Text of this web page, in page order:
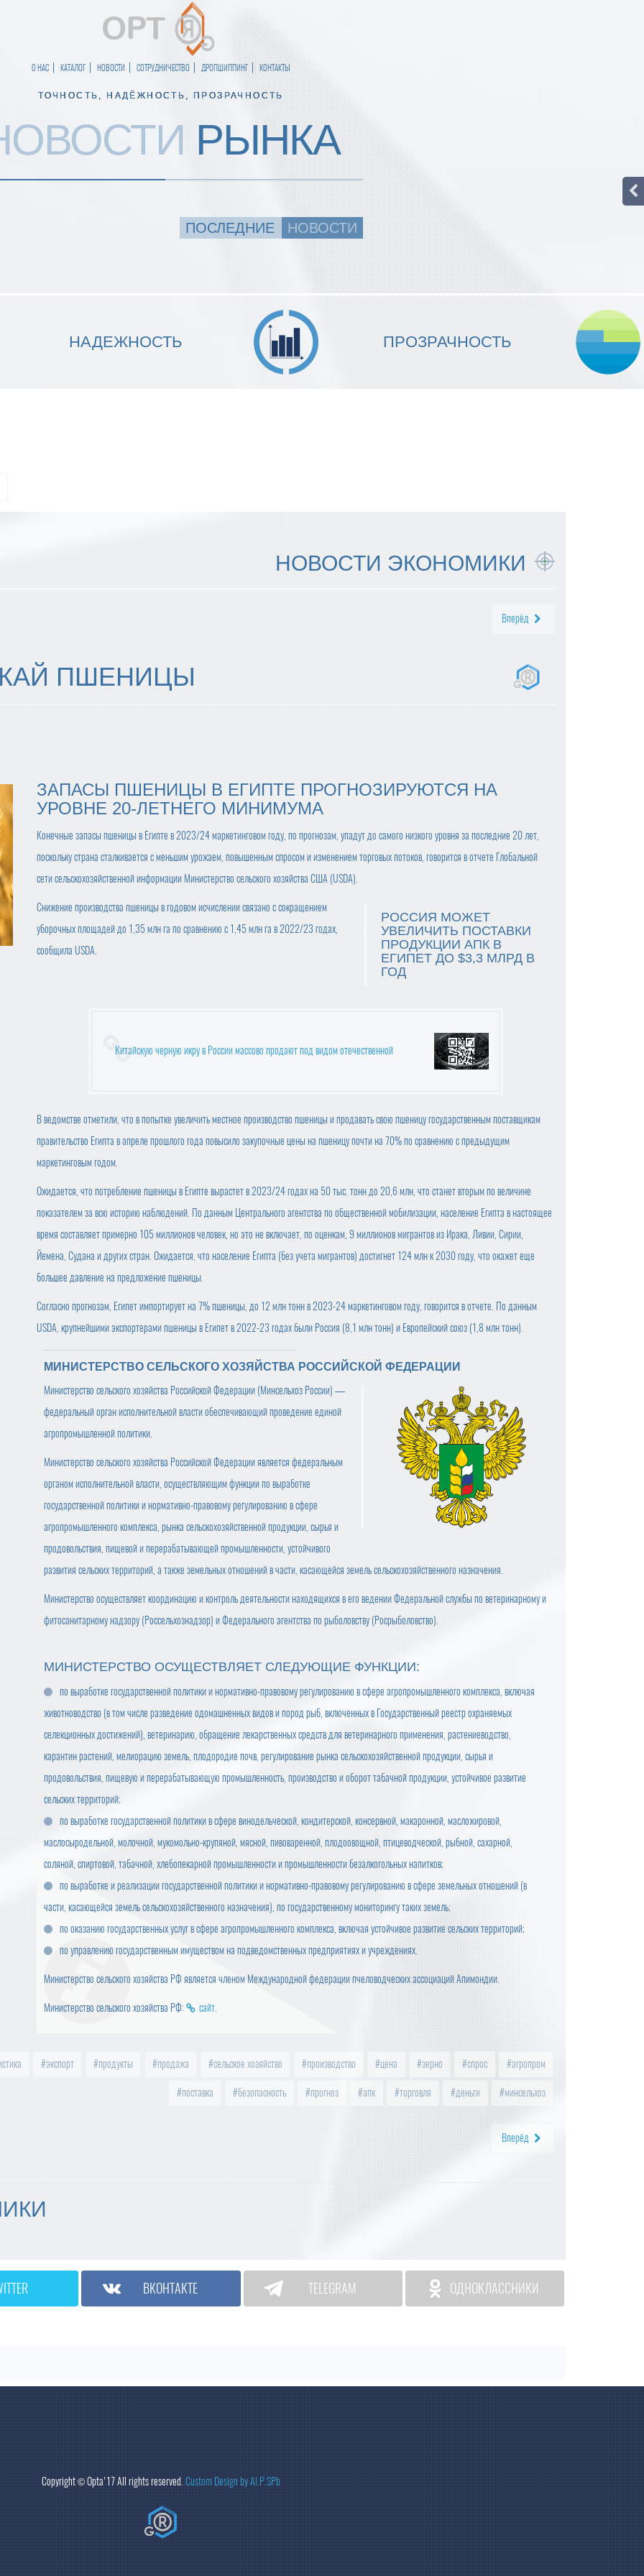
О НАС КАТАЛОГ НОВОСТИ СОТРУДНИЧЕСТВО ДРОПШИППИНГ КОНТАКТЫ
ТОЧНОСТЬ, НАДЁЖНОСТЬ, ПРОЗРАЧНОСТЬ
РЫНКА
ПОСЛЕДНИЕ НОВОСТИ
МЫ ГАРАНТИРУЕМ ТОЧНОСТЬ
ИСПОЛНЕНИЯ
НАДЕЖНОСТЬ
МЫ ОБЕСПЕЧИВАЕМ
НАДЕЖНОСТЬ ИСПОЛНЕНИЯ
ПРОЗРАЧНОСТЬ
НОВОСТИ ЭКОНОМИКИ
Вперёд
ПШЕНИЦЫ
ЗАПАСЫ ПШЕНИЦЫ В ЕГИПТЕ ПРОГНОЗИРУЮТСЯ НА
УРОВНЕ 20-ЛЕТНЕГО МИНИМУМА
Конечные запасы пшеницы в Египте в 2023/24 маркетинговом году, по прогнозам, упадут до самого низкого уровня за последние 20 лет,
поскольку страна сталкивается с меньшим урожаем, повышенным спросом и изменением торговых потоков, говорится в отчете Глобальной
сети сельскохозяйственной информации Министерство сельского хозяйства США (USDA).
РОССИЯ МОЖЕТ
УВЕЛИЧИТЬ ПОСТАВКИ
ПРОДУКЦИИ АПК В
ЕГИПЕТ ДО $3,3 МЛРД В
ГОД
Снижение производства пшеницы в годовом исчислении связано с сокращением
уборочных площадей до 1,35 млн га по сравнению с 1,45 млн га в 2022/23 годах,
сообщила USDA.
Китайскую черную икру в России массово продают под видом отечественной
В ведомстве отметили, что в попытке увеличить местное производство пшеницы и продавать свою пшеницу государственным поставщикам
правительство Египта в апреле прошлого года повысило закупочные цены на пшеницу почти на 70% по сравнению с предыдущим
маркетинговым годом.
Ожидается, что потребление пшеницы в Египте вырастет в 2023/24 годах на 50 тыс. тонн до 20,6 млн, что станет вторым по величине
показателем за всю историю наблюдений. По данным Центрального агентства по общественной мобилизации, население Египта в настоящее
время составляет примерно 105 миллионов человек, но это не включает, по оценкам, 9 миллионов мигрантов из Ирака, Ливии, Сирии,
Йемена, Судана и других стран. Ожидается, что население Египта (без учета мигрантов) достигнет 124 млн к 2030 году, что окажет еще
большее давление на предложение пшеницы.
Согласно прогнозам, Египет импортирует на 7% пшеницы, до 12 млн тонн в 2023-24 маркетинговом году, говорится в отчете. По данным
USDA, крупнейшими экспортерами пшеницы в Египет в 2022-23 годах были Россия (8,1 млн тонн) и Европейский союз (1,8 млн тонн).
МИНИСТЕРСТВО СЕЛЬСКОГО ХОЗЯЙСТВА РОССИЙСКОЙ ФЕДЕРАЦИИ
Министерство сельского хозяйства Российской Федерации (Минсельхоз России) —
федеральный орган исполнительной власти обеспечивающий проведение единой
агропромышленной политики.
Министерство сельского хозяйства Российской Федерации является федеральным
органом исполнительной власти, осуществляющим функции по выработке
государственной политики и нормативно-правовому регулированию в сфере
агропромышленного комплекса, рынка сельскохозяйственной продукции, сырья и
продовольствия, пищевой и перерабатывающей промышленности, устойчивого
развития сельских территорий, а также земельных отношений в части, касающейся земель сельскохозяйственного назначения.
Министерство осуществляет координацию и контроль деятельности находящихся в его ведении Федеральной службы по ветеринарному и
фитосанитарному надзору (Россельхознадзор) и Федерального агентства по рыболовству (Росрыболовство).
МИНИСТЕРСТВО ОСУЩЕСТВЛЯЕТ СЛЕДУЮЩИЕ ФУНКЦИИ:
по выработке государственной политики и нормативно-правовому регулированию в сфере агропромышленного комплекса, включая
животноводство (в том числе разведение одомашненных видов и пород рыб, включенных в Государственный реестр охраняемых
селекционных достижений), ветеринарию, обращение лекарственных средств для ветеринарного применения, растениеводство,
карантин растений, мелиорацию земель, плодородие почв, регулирование рынка сельскохозяйственной продукции, сырья и
продовольствия, пищевую и перерабатывающую промышленность, производство и оборот табачной продукции, устойчивое развитие
сельских территорий;
по выработке государственной политики в сфере винодельческой, кондитерской, консервной, макаронной, масложировой,
маслосыродельной, молочной, мукомольно-крупяной, мясной, пивоваренной, плодоовощной, птицеводческой, рыбной, сахарной,
соляной, спиртовой, табачной, хлебопекарной промышленности и промышленности безалкогольных напитков;
по выработке и реализации государственной политики и нормативно-правовому регулированию в сфере земельных отношений (в
части, касающейся земель сельскохозяйственного назначения), по государственному мониторингу таких земель;
по оказанию государственных услуг в сфере агропромышленного комплекса, включая устойчивое развитие сельских территорий;
по управлению государственным имуществом на подведомственных предприятиях и учреждениях.
Министерство сельского хозяйства РФ является членом Международной федерации пчеловодческих ассоциаций Апимондии.
Министерство сельского хозяйства РФ: сайт
экспорт продукты продажа сельское хозяйство производство цена зерно спрос агропром
поставка безопасность прогноз апк торговля деньги минсельхоз
Вперёд
ВКОНТАКТЕ TELEGRAM ОДНОКЛАССНИКИ
Copyright ©Opta'17 All rights reserved.Custom Design by Al.P.SPb